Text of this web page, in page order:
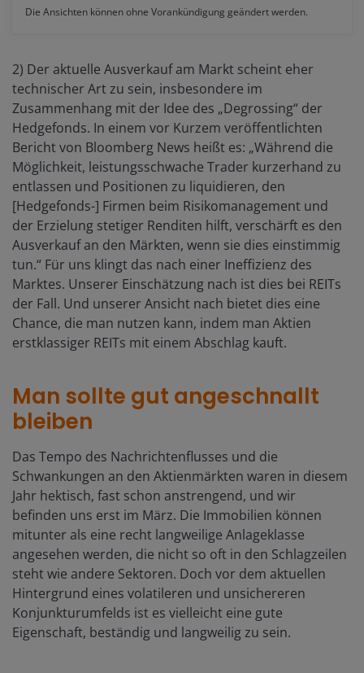
Die Ansichten können ohne Vorankündigung geändert werden.
2) Der aktuelle Ausverkauf am Markt scheint eher
technischer Art zu sein, insbesondere im
Zusammenhang mit der Idee des „Degrossing“ der
Hedgefonds. In einem vor Kurzem veröffentlichten
Bericht von Bloomberg News heißt es: „Während die
Möglichkeit, leistungsschwache Trader kurzerhand zu
entlassen und Positionen zu liquidieren, den
[Hedgefonds-] Firmen beim Risikomanagement und
der Erzielung stetiger Renditen hilft, verschärft es den
Ausverkauf an den Märkten, wenn sie dies einstimmig
tun.“ Für uns klingt das nach einer Ineffizienz des
Marktes. Unserer Einschätzung nach ist dies bei REITs
der Fall. Und unserer Ansicht nach bietet dies eine
Chance, die man nutzen kann, indem man Aktien
erstklassiger REITs mit einem Abschlag kauft.
Man sollte gut angeschnallt
bleiben
Das Tempo des Nachrichtenflusses und die
Schwankungen an den Aktienmärkten waren in diesem
Jahr hektisch, fast schon anstrengend, und wir
befinden uns erst im März. Die Immobilien können
mitunter als eine recht langweilige Anlageklasse
angesehen werden, die nicht so oft in den Schlagzeilen
steht wie andere Sektoren. Doch vor dem aktuellen
Hintergrund eines volatileren und unsichereren
Konjunkturumfelds ist es vielleicht eine gute
Eigenschaft, beständig und langweilig zu sein.